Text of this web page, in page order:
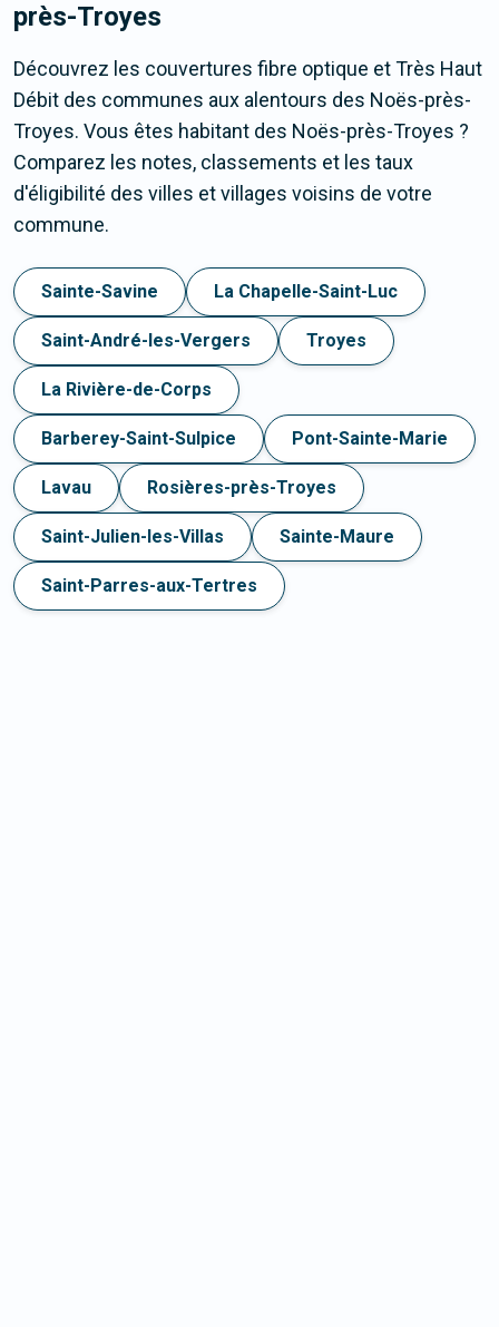
près-Troyes
Découvrez les couvertures fibre optique et Très Haut
Débit des communes aux alentours des Noës-près-
Troyes. Vous êtes habitant des Noës-près-Troyes ?
Comparez les notes, classements et les taux
d'éligibilité des villes et villages voisins de votre
commune.
Sainte-Savine La Chapelle-Saint-Luc
Saint-André-les-Vergers Troyes
La Rivière-de-Corps
Barberey-Saint-Sulpice Pont-Sainte-Marie
Lavau Rosières-près-Troyes
Saint-Julien-les-Villas Sainte-Maure
Saint-Parres-aux-Tertres